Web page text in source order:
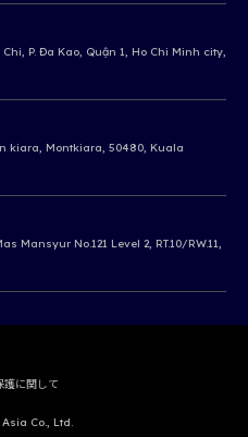
P. Đa Kao, Quận 1, Ho Chi Minh city,
kiara, Montkiara, 50480, Kuala
Mansyur No.121 Level 2, RT.10/RW.11,
護に関して
Co., Ltd.